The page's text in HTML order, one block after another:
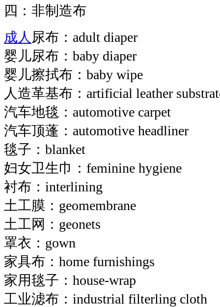
四：非制造布
成人 尿布：adult diaper
婴儿尿布：baby diaper
婴儿擦拭布：baby wipe
人造革基布：artificial leather
汽车地毯：automotive carpet
汽车顶蓬：automotive headliner
毯子：blanket
妇女卫生巾：feminine hygiene
衬布：interlining
土工膜：geomembrane
土工网：geonets
罩衣：gown
家具布：home furnishings
家用毯子：house-wrap
工业滤布：industrial filterling cloth